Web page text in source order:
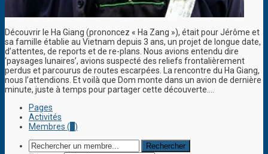
Découvrir le Ha Giang (prononcez « Ha Zang »), était pour Jérôme et
sa famille établie au Vietnam depuis 3 ans, un projet de longue date,
d’attentes, de reports et de re-plans. Nous avions entendu dire
‘paysages lunaires’, avions suspecté des reliefs frontalièrement
perdus et parcourus de routes escarpées. La rencontre du Ha Giang,
nous l’attendions. Et voilà que Dom monte dans un avion de dernière
minute, juste à temps pour partager cette découverte….
Pages
Activités
Membres ( )